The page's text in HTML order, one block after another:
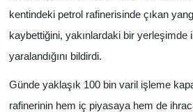
kentindeki petrol rafinerisinde çıkan
kaybettiğini, yakınlardaki bir yerleşimde
yaralandığını bildirdi.
Günde yaklaşık 100 bin varil işleme
rafinerinin hem iç piyasaya hem de